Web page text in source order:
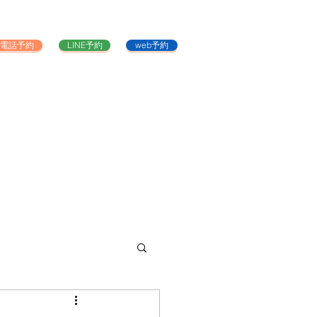
電話予約 LINE予約 web予約